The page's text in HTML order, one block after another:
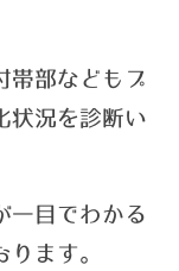
帯部などもプ
状況を診断い
一目でわかる
ます。